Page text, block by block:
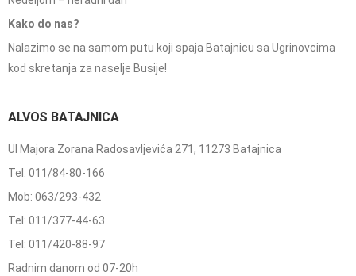
Kako do nas?
Nalazimo se na samom putu koji spaja Batajnicu sa Ugrinovcima
kod skretanja za naselje Busije!
ALVOS BATAJNICA
Ul Majora Zorana Radosavljevića 271, 11273 Batajnica
Tel: 011/84-80-166
Mob: 063/293-432
Tel: 011/377-44-63
Tel: 011/420-88-97
Radnim danom od 07-20h